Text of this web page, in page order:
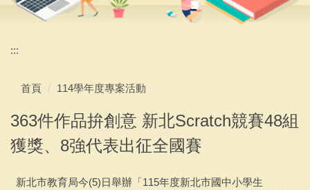
系統服務
平台服務
專案活動
聯繫會議
:::
首頁 114學年度專案活動
363件作品拚創意 新北Scratch競賽48組
獲獎、8強代表出征全國賽
新北市教育局今(5)日舉辦「115年度新北市國中小學生